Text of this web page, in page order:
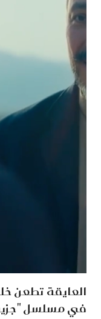
العايقة تطعن
في مسلسل "جزيرة